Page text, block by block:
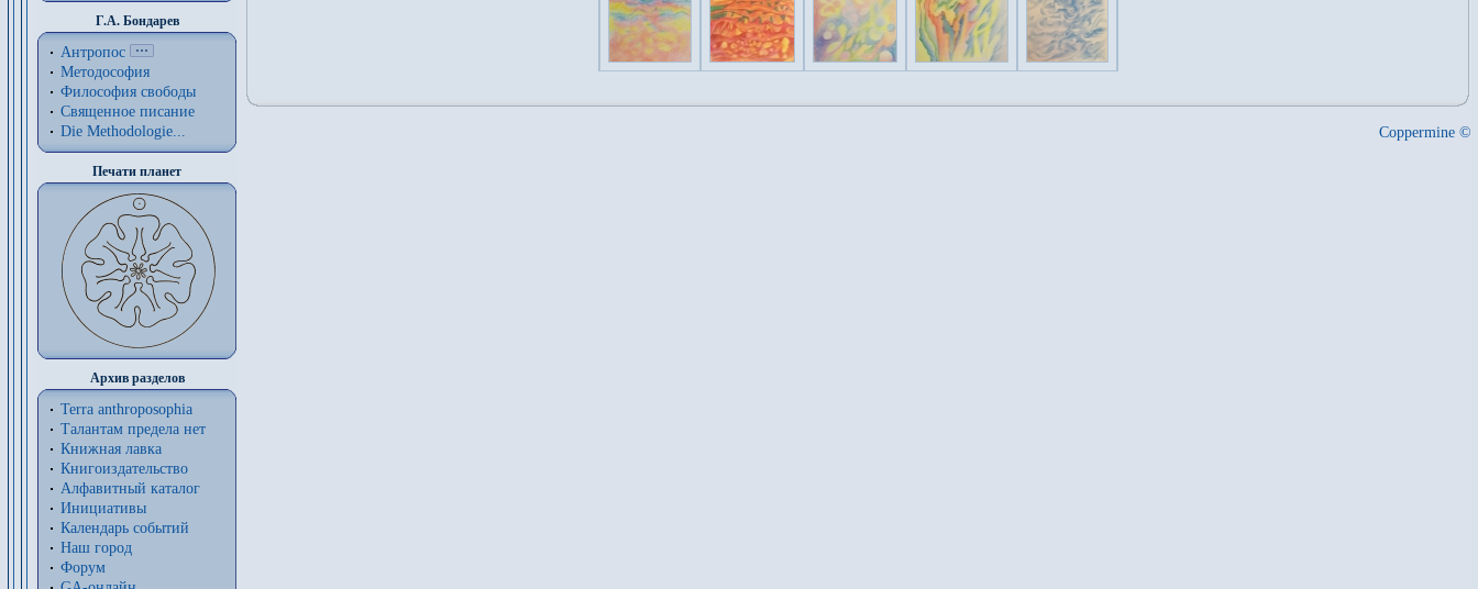
Г.А. Бондарев
Антропос
Методософия
Философия cвободы
Священное писание
Die Methodologie...
Печати планет
Архив разделов
Terra anthroposophia
Талантам предела нет
Книжная лавка
Книгоиздательство
Алфавитный каталог
Инициативы
Календарь событий
Наш город
Форум
Coppermine ©